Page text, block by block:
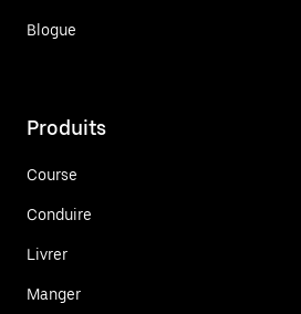
Blogue
Produits
Course
Conduire
Livrer
Manger